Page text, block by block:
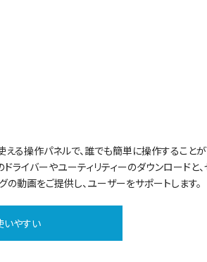
る操作パネルで、誰でも簡単に操作することが
ライバーやユーティリティーのダウンロードと、
の動画をご提供し、ユーザーをサポートします。
いやすい